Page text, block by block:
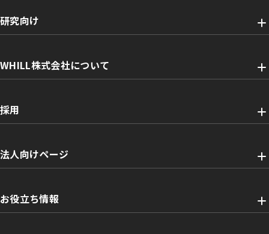
研究向け
WHILL株式会社について
採用
法人向けページ
お役立ち情報